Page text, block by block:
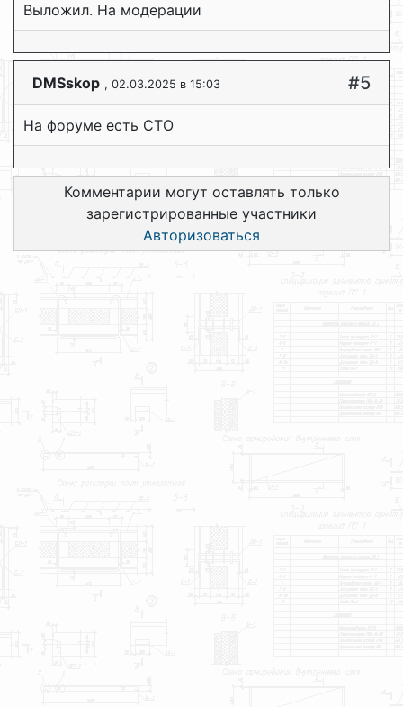
Выложил. На модерации
DMSskop , 02.03.2025 в 15:03 #5
На форуме есть СТО
Комментарии могут оставлять только
зарегистрированные участники
Авторизоваться